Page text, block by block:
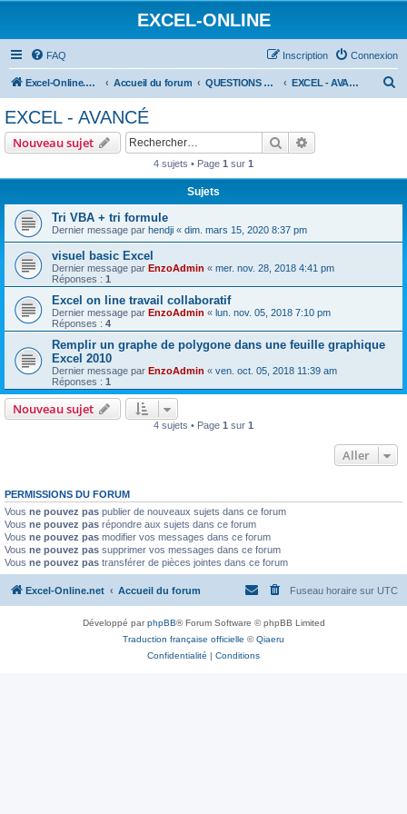
EXCEL-ONLINE
FAQ Connexion
Inscription
Excel-Online.net Accueil du forum QUESTIONS EXCEL EXCEL - AVANCÉ
EXCEL - AVANCÉ
Nouveau sujet Rechercher
4 sujets • Page 1 sur 1
Sujets
Tri VBA + tri formule
Dernier message par hendji « dim. mars 15, 2020 8:37 pm
visuel basic Excel
Dernier message par EnzoAdmin « mer. nov. 28, 2018 4:41 pm
Réponses : 1
Excel on line travail collaboratif
Dernier message par EnzoAdmin « lun. nov. 05, 2018 7:10 pm
Réponses : 4
Remplir un graphe de polygone dans une feuille graphique
Excel 2010
Dernier message par EnzoAdmin « ven. oct. 05, 2018 11:39 am
Réponses : 1
Nouveau sujet
4 sujets • Page 1 sur 1
Aller
PERMISSIONS DU FORUM
Vous ne pouvez pas publier de nouveaux sujets dans ce forum
Vous ne pouvez pas répondre aux sujets dans ce forum
Vous ne pouvez pas modifier vos messages dans ce forum
Vous ne pouvez pas supprimer vos messages dans ce forum
Vous ne pouvez pas transférer de pièces jointes dans ce forum
Excel-Online.net Accueil du forum Fuseau horaire sur UTC
Développé parphpBB® Forum Software © phpBB Limited
Traduction française officielle ©Qiaeru
Confidentialité | Conditions